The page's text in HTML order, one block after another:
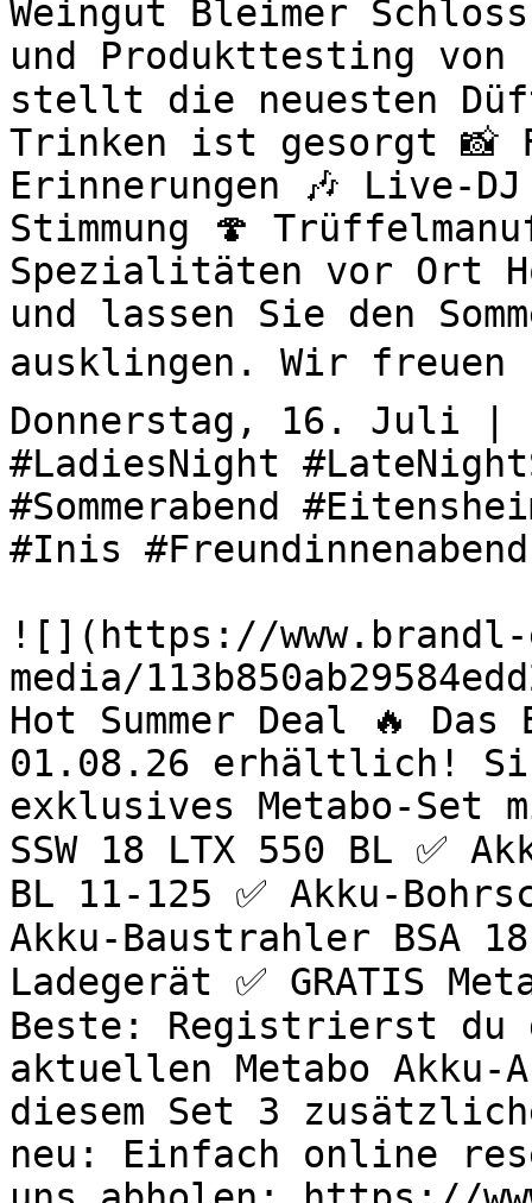
Weingut Bleimer
und Produkttesting
stellt die neuesten
Trinken ist gesorgt 📸
Erinnerungen 🎶
Stimmung 🍄
Spezialitäten vor Ort
und lassen Sie den
ausklingen. Wir freuen
Donnerstag, 16. Juli |
#LadiesNight
#Sommerabend
#Inis
![](https://
media/
Hot Summer Deal 🔥 Das
01.08.26 erhältlich!
exklusives Metabo-Set
SSW 18 LTX 550 BL ✅
BL 11-125 ✅ Akku-
Akku-Baustrahler BSA
Ladegerät ✅ GRATIS
Beste: Registrierst du
aktuellen Metabo
diesem Set 3
neu: Einfach online